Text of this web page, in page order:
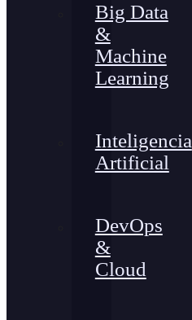
Big Data
&
Machine
Learning
Inteligencia
Artificial
DevOps
&
Cloud